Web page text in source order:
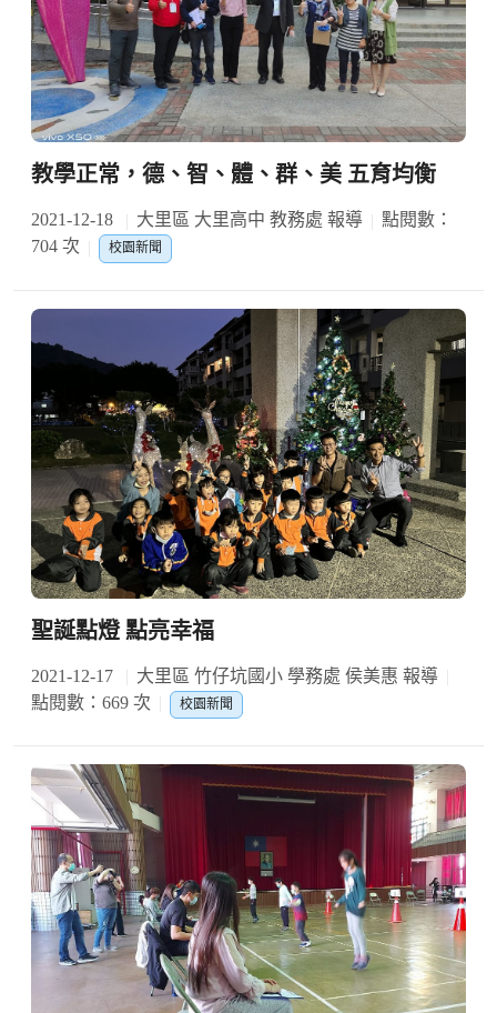
教學正常，德、智、體、群、美 五育均衡
2021-12-18 大里區 大里高中 教務處 報導
點閱數：
704 次
校園新聞
聖誕點燈 點亮幸福
2021-12-17
大里區 竹仔坑國小 學務處 侯美惠 報導
點閱數：669 次
校園新聞